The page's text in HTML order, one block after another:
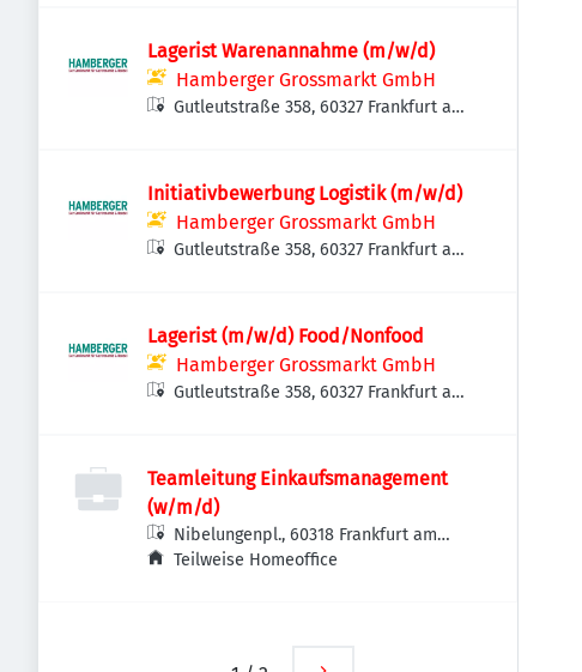
Lagerist Warenannahme (m/w/d)
Hamberger Grossmarkt GmbH
Gutleutstraße 358, 60327 Frankfurt am
Initiativbewerbung Logistik (m/w/d)
Hamberger Grossmarkt GmbH
Gutleutstraße 358, 60327 Frankfurt am
Lagerist (m/w/d) Food/Nonfood
Hamberger Grossmarkt GmbH
Gutleutstraße 358, 60327 Frankfurt am
Teamleitung Einkaufsmanagement
(w/m/d)
Nibelungenpl., 60318 Frankfurt am
Main-Innenstadt III, Deutschland
Teilweise Homeoffice